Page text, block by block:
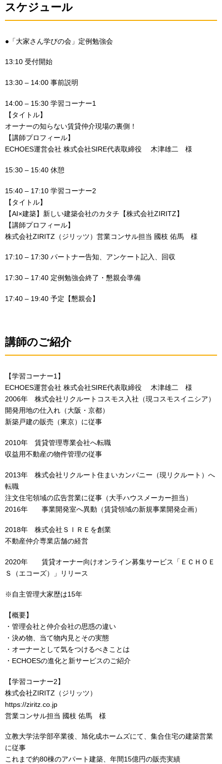
スケジュール
●「大家さん学びの会」定例勉強会
13:10 受付開始
13:30 – 14:00 事前説明
14:00 – 15:30 学習コーナー1
【タイトル】
オーナーの知らない賃貸仲介現場の裏側！
【講師プロフィール】
ECHOES運営会社 株式会社SIRE代表取締役 木津雄二 様
15:30 – 15:40 休憩
15:40 – 17:10 学習コーナー2
【タイトル】
【AI×建築】新しい建築会社のカタチ【株式会社ZIRITZ】
【講師プロフィール】
株式会社ZIRITZ（ジリッツ）営業コンサル担当 國枝 佑馬 様
17:10 – 17:30 パートナー告知、アンケート記入、回収
17:30 – 17:40 定例勉強会終了・懇親会準備
17:40 – 19:40 予定【懇親会】
講師のご紹介
【学習コーナー1】
ECHOES運営会社 株式会社SIRE代表取締役 木津雄二 様
2006年 株式会社リクルートコスモス入社（現コスモスイニシア）
開発用地の仕入れ（大阪・京都）
新築戸建の販売（東京）に従事
2010年 賃貸管理専業会社へ転職
収益用不動産の物件管理の従事
2013年 株式会社リクルート住まいカンパニー（現リクルート）へ
転職
注文住宅領域の広告営業に従事（大手ハウスメーカー担当）
2016年 事業開発室へ異動（賃貸領域の新規事業開発企画）
2018年 株式会社ＳＩＲＥを創業
不動産仲介専業店舗の経営
2020年 賃貸オーナー向けオンライン募集サービス「ＥＣＨＯＥ
Ｓ（エコーズ）」リリース
※自主管理大家歴は15年
【概要】
・管理会社と仲介会社の思惑の違い
・決め物、当て物内見とその実態
・オーナーとして気をつけるべきことは
・ECHOESの進化と新サービスのご紹介
【学習コーナー2】
株式会社ZIRITZ（ジリッツ）
https://ziritz.co.jp
営業コンサル担当 國枝 佑馬 様
立教大学法学部卒業後、旭化成ホームズにて、集合住宅の建築営業
に従事
これまで約80棟のアパート建築、年間15億円の販売実績